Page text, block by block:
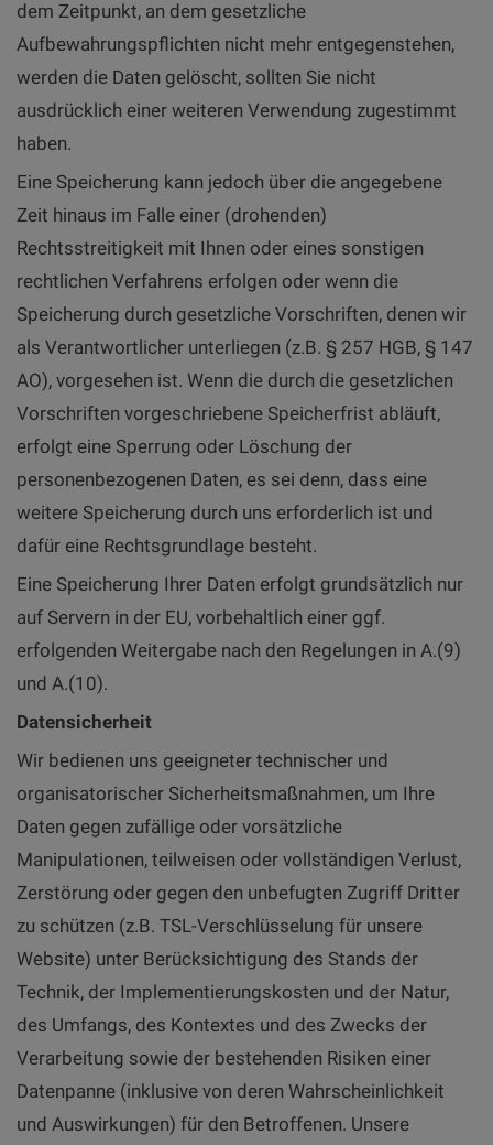
dem Zeitpunkt, an dem gesetzliche
Aufbewahrungspflichten nicht mehr entgegenstehen,
werden die Daten gelöscht, sollten Sie nicht
ausdrücklich einer weiteren Verwendung zugestimmt
haben.
Eine Speicherung kann jedoch über die angegebene
Zeit hinaus im Falle einer (drohenden)
Rechtsstreitigkeit mit Ihnen oder eines sonstigen
rechtlichen Verfahrens erfolgen oder wenn die
Speicherung durch gesetzliche Vorschriften, denen wir
als Verantwortlicher unterliegen (z.B. § 257 HGB, § 147
AO), vorgesehen ist. Wenn die durch die gesetzlichen
Vorschriften vorgeschriebene Speicherfrist abläuft,
erfolgt eine Sperrung oder Löschung der
personenbezogenen Daten, es sei denn, dass eine
weitere Speicherung durch uns erforderlich ist und
dafür eine Rechtsgrundlage besteht.
Eine Speicherung Ihrer Daten erfolgt grundsätzlich nur
auf Servern in der EU, vorbehaltlich einer ggf.
erfolgenden Weitergabe nach den Regelungen in A.(9)
und A.(10).
Datensicherheit
Wir bedienen uns geeigneter technischer und
organisatorischer Sicherheitsmaßnahmen, um Ihre
Daten gegen zufällige oder vorsätzliche
Manipulationen, teilweisen oder vollständigen Verlust,
Zerstörung oder gegen den unbefugten Zugriff Dritter
zu schützen (z.B. TSL-Verschlüsselung für unsere
Website) unter Berücksichtigung des Stands der
Technik, der Implementierungskosten und der Natur,
des Umfangs, des Kontextes und des Zwecks der
Verarbeitung sowie der bestehenden Risiken einer
Datenpanne (inklusive von deren Wahrscheinlichkeit
und Auswirkungen) für den Betroffenen. Unsere